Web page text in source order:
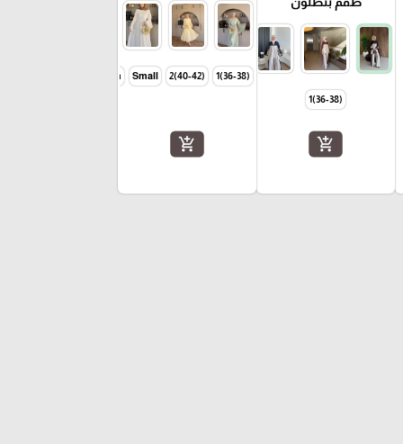
(36-38)1
add_shopping_cart
(36-38)1
(40-42)2
Small
Meduim
add_shopping_cart